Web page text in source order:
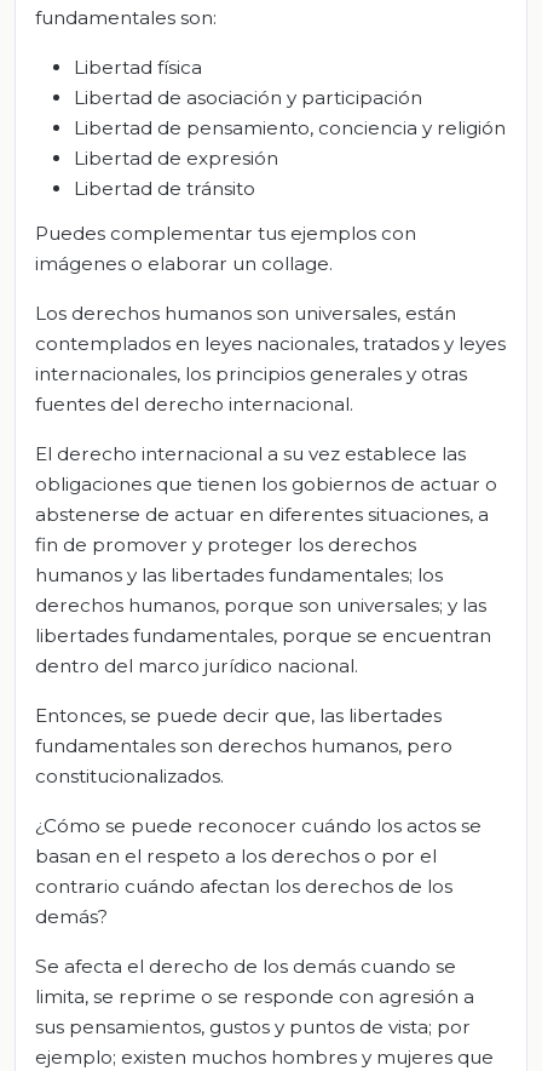
fundamentales son:
Libertad física
Libertad de asociación y participación
Libertad de pensamiento, conciencia y religión
Libertad de expresión
Libertad de tránsito
Puedes complementar tus ejemplos con
imágenes o elaborar un collage.
Los derechos humanos son universales, están
contemplados en leyes nacionales, tratados y leyes
internacionales, los principios generales y otras
fuentes del derecho internacional.
El derecho internacional a su vez establece las
obligaciones que tienen los gobiernos de actuar o
abstenerse de actuar en diferentes situaciones, a
fin de promover y proteger los derechos
humanos y las libertades fundamentales; los
derechos humanos, porque son universales; y las
libertades fundamentales, porque se encuentran
dentro del marco jurídico nacional.
Entonces, se puede decir que, las libertades
fundamentales son derechos humanos, pero
constitucionalizados.
¿Cómo se puede reconocer cuándo los actos se
basan en el respeto a los derechos o por el
contrario cuándo afectan los derechos de los
demás?
Se afecta el derecho de los demás cuando se
limita, se reprime o se responde con agresión a
sus pensamientos, gustos y puntos de vista; por
ejemplo; existen muchos hombres y mujeres que